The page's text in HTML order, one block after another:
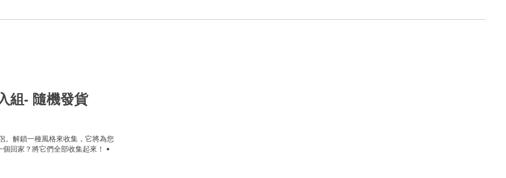
組- 隨機發貨
。解鎖一種風格來收集，它將為您
回家？將它們全部收集起來！ •